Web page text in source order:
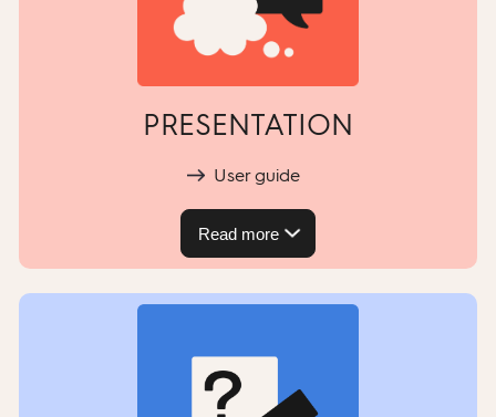
PRESENTATION
User guide
Read more